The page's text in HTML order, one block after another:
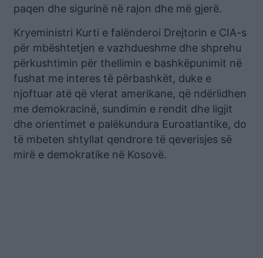
paqen dhe sigurinë në rajon dhe më gjerë.
Kryeministri Kurti e falënderoi Drejtorin e CIA-s
për mbështetjen e vazhdueshme dhe shprehu
përkushtimin për thellimin e bashkëpunimit në
fushat me interes të përbashkët, duke e
njoftuar atë që vlerat amerikane, që ndërlidhen
me demokracinë, sundimin e rendit dhe ligjit
dhe orientimet e palëkundura Euroatlantike, do
të mbeten shtyllat qendrore të qeverisjes së
mirë e demokratike në Kosovë.